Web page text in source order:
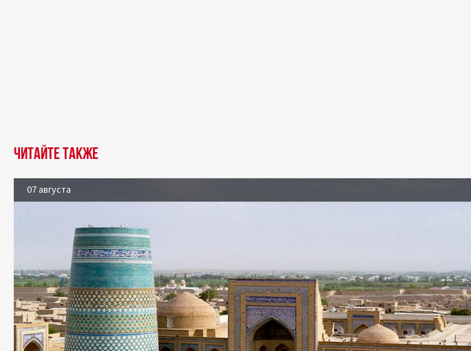
Читайте также
07 августа